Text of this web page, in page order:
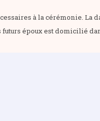
à la cérémonie. La
époux est domicilié